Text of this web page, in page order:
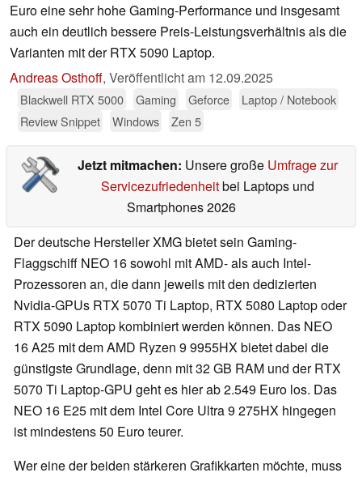
Euro eine sehr hohe Gaming-Performance und insgesamt
auch ein deutlich bessere Preis-Leistungsverhältnis als die
Varianten mit der RTX 5090 Laptop.
Andreas Osthoff, Veröffentlicht am 12.09.2025
Blackwell RTX 5000 Gaming Geforce
Laptop / Notebook
Review Snippet
Windows Zen 5
Jetzt mitmachen: Unsere große Umfrage zur
Servicezufriedenheitbei Laptops und
Smartphones 2026
Der deutsche Hersteller XMG bietet sein Gaming-
Flaggschiff NEO 16 sowohl mit AMD- als auch Intel-
Prozessoren an, die dann jeweils mit den dedizierten
Nvidia-GPUs RTX 5070 Ti Laptop, RTX 5080 Laptop oder
RTX 5090 Laptop kombiniert werden können. Das NEO
16 A25 mit dem AMD Ryzen 9 9955HX bietet dabei die
günstigste Grundlage, denn mit 32 GB RAM und der RTX
5070 Ti Laptop-GPU geht es hier ab 2.549 Euro los. Das
NEO 16 E25 mit dem Intel Core Ultra 9 275HX hingegen
ist mindestens 50 Euro teurer.
Wer eine der beiden stärkeren Grafikkarten möchte, muss